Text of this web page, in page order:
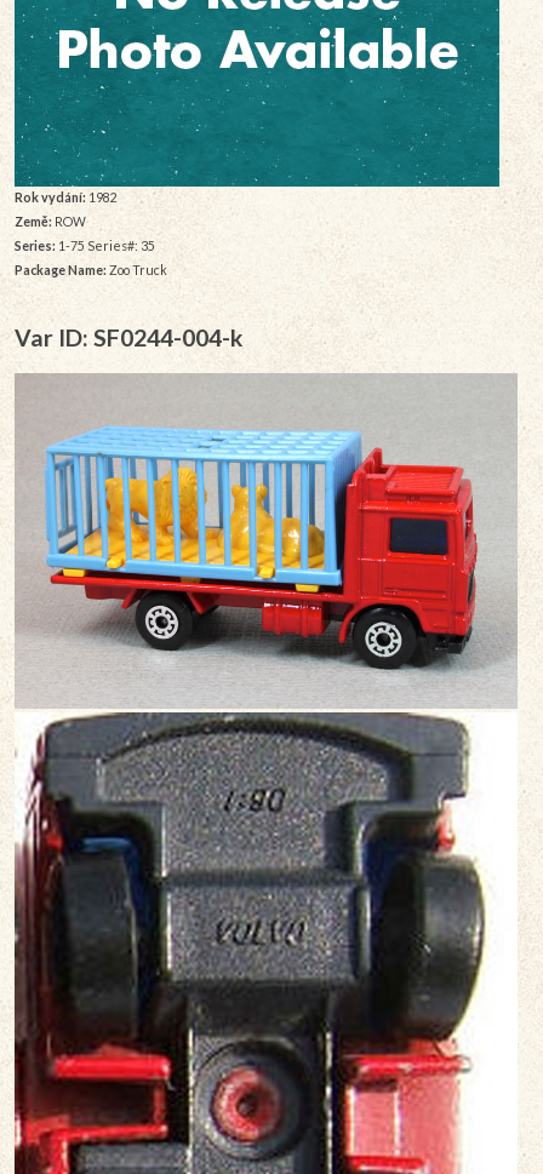
Rok vydání: 1982
Země: ROW
Series: 1-75 Series#: 35
Package Name: Zoo Truck
Var ID: SF0244-004-k